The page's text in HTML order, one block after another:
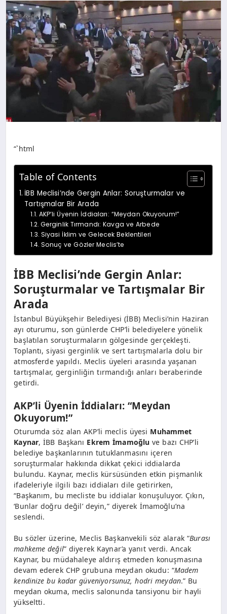
“`html
Table of Contents
İBB Meclisi’nde Gergin Anlar: Soruşturmalar ve
Tartışmalar Bir Arada
AKP’li Üyenin İddiaları: “Meydan Okuyorum!”
Gerginlik Tırmandı: Kavga ve Arbede
Siyasi İklim ve Gelecek Beklentileri
Sonuç ve Gözler Meclis’te
İBB Meclisi’nde Gergin Anlar:
Soruşturmalar ve Tartışmalar Bir
Arada
İstanbul Büyükşehir Belediyesi (İBB) Meclisi’nin Haziran
ayı oturumu, son günlerde CHP’li belediyelere yönelik
başlatılan soruşturmaların gölgesinde gerçekleşti.
Toplantı, siyasi gerginlik ve sert tartışmalarla dolu bir
atmosferde yapıldı. Meclis üyeleri arasında yaşanan
tartışmalar, gerginliğin tırmandığı anları beraberinde
getirdi.
AKP’li Üyenin İddiaları: “Meydan
Okuyorum!”
Oturumda söz alan AKP’li meclis üyesi Muhammet
Kaynar, İBB Başkanı Ekrem İmamoğlu ve bazı CHP’li
belediye başkanlarının tutuklanmasını içeren
soruşturmalar hakkında dikkat çekici iddialarda
bulundu. Kaynar, meclis kürsüsünden etkin pişmanlık
ifadeleriyle ilgili bazı iddiaları dile getirirken,
“Başkanım, bu mecliste bu iddialar konuşuluyor. Çıkın,
‘Bunlar doğru değil’ deyin,” diyerek İmamoğlu’na
seslendi.
Bu sözler üzerine, Meclis Başkanvekili söz alarak “Burası
mahkeme değil” diyerek Kaynar’a yanıt verdi. Ancak
Kaynar, bu müdahaleye aldırış etmeden konuşmasına
devam ederek CHP grubuna meydan okudu: “Madem
kendinize bu kadar güveniyorsunuz, hodri meydan.” Bu
meydan okuma, meclis salonunda tansiyonu bir hayli
yükseltti.